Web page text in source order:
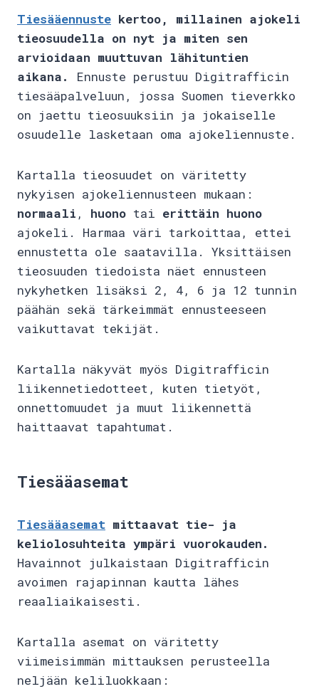
Tiesääennuste kertoo, millainen ajokeli
tieosuudella on nyt ja miten sen
arvioidaan muuttuvan lähituntien
aikana.
Ennuste perustuu Digitrafficin
tiesääpalveluun, jossa Suomen tieverkko
on jaettu tieosuuksiin ja jokaiselle
osuudelle lasketaan oma ajokeliennuste.
Kartalla tieosuudet on väritetty
nykyisen ajokeliennusteen mukaan:
normaali , huono tai erittäin huono
ajokeli. Harmaa väri tarkoittaa, ettei
ennustetta ole saatavilla. Yksittäisen
tieosuuden tiedoista näet ennusteen
nykyhetken lisäksi 2, 4, 6 ja 12 tunnin
päähän sekä tärkeimmät ennusteeseen
vaikuttavat tekijät.
Kartalla näkyvät myös Digitrafficin
liikennetiedotteet, kuten tietyöt,
onnettomuudet ja muut liikennettä
haittaavat tapahtumat.
Tiesääasemat
Tiesääasemat mittaavat tie- ja
keliolosuhteita ympäri vuorokauden.
Havainnot julkaistaan Digitrafficin
avoimen rajapinnan kautta lähes
reaaliaikaisesti.
Kartalla asemat on väritetty
viimeisimmän mittauksen perusteella
neljään keliluokkaan: